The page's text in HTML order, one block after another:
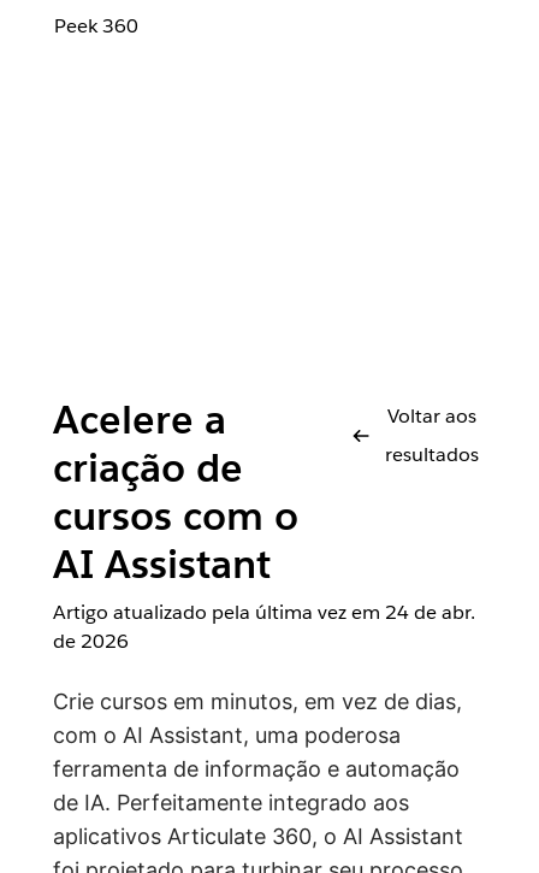
Peek 360
Acelere a
criação de
cursos com o
AI Assistant
Voltar aos
resultados
Artigo atualizado pela última vez em 24 de abr.
de 2026
Crie cursos em minutos, em vez de dias,
com o AI Assistant, uma poderosa
ferramenta de informação e automação
de IA. Perfeitamente integrado aos
aplicativos Articulate 360, o AI Assistant